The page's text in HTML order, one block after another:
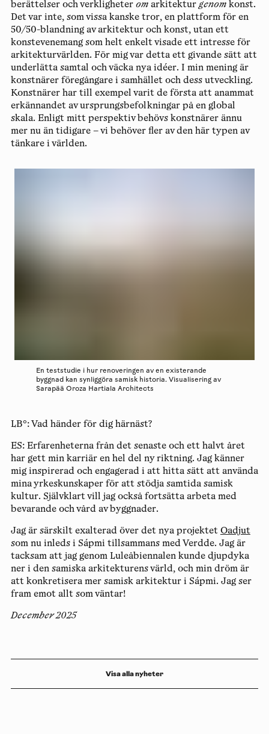
berättelser och verkligheter omarkitekturgenomkonst.
Det var inte, som vissa kanske tror, ​​en plattform för en
50/50-blandning av arkitektur och konst, utan ett
konstevenemang som helt enkelt visade ett intresse för
arkitekturvärlden. För mig var detta ett givande sätt att
underlätta samtal och väcka nya idéer. I min mening är
konstnärer föregångare i samhället och dess utveckling.
Konstnärer har till exempel varit de första att anammat
erkännandet av ursprungsbefolkningar på en global
skala. Enligt mitt perspektiv behövs konstnärer ännu
mer nu än tidigare – vi behöver fler av den här typen av
tänkare i världen.
En teststudie i hur renoveringen av en existerande
byggnad kan synliggöra samisk historia. Visualisering av
Sarapää Oroza Hartiala Architects
LB°: Vad händer för dig härnäst?
ES:Erfarenheterna från det senaste och ett halvt året
har gett min karriär en hel del ny riktning. Jag känner
mig inspirerad och engagerad i att hitta sätt att använda
mina yrkeskunskaper för att stödja samtida samisk
kultur. Självklart vill jag också fortsätta arbeta med
bevarande och vård av byggnader.
Jag är särskilt exalterad över det nya projektet Oadjut
som nu inleds i Sápmi tillsammans med Verdde. Jag är
tacksam att jag genom Luleåbiennalen kunde djupdyka
ner i den samiska arkitekturens värld, och min dröm är
att konkretisera mer samisk arkitektur i Sápmi. Jag ser
fram emot allt som väntar!
December 2025
Visa alla nyheter